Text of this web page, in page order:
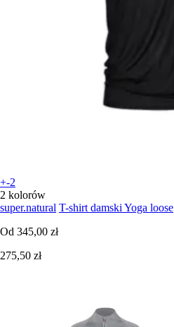
+-2
2 kolorów
super.natural T-shirt damski Yoga loose
Od 345,00 zł
275,50 zł